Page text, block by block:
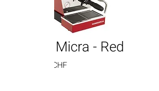
Linea Micra - Red
3'490.00 CHFPrix